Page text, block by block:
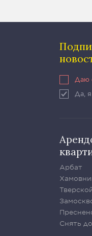
Даю
Да,
Арбат
Снять